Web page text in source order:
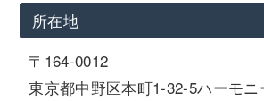
所在地
〒164-0012
東京都中野区本町1-32-5ハーモ